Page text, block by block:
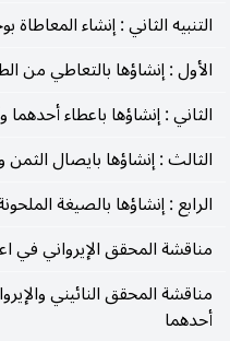
التنبيه الثاني : إنشاء المعاطاة
الأول : إنشاؤها بالتعاطي من
الثاني : إنشاؤها باعطاء أحدهما
الثالث : إنشاؤها بايصال
الرابع : إنشاؤها بالصيغة
مناقشة المحقق الإيرواني في
مناقشة المحقق النائيني
أحدهما